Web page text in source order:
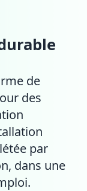
de
des
par
dans une